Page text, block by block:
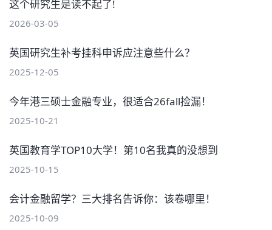
这个研究生是读不起了!
2026-03-05
英国研究生补考挂科申诉应注意些什么？
2025-12-05
今年港三硕士金融专业，很适合26fall捡漏！
2025-10-21
英国教育学TOP10大学！第10名我真的没想到
2025-10-15
会计金融留学？三大排名告诉你：该卷哪里！
2025-10-09